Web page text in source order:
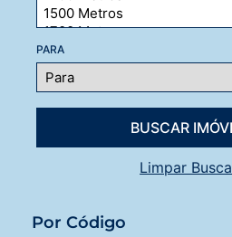
PARA
Limpar Busca
Por Código